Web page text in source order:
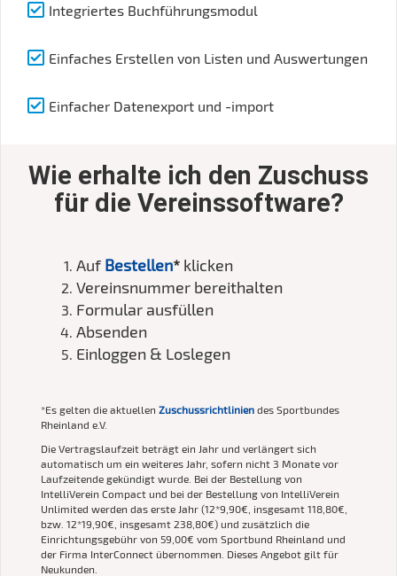
Integriertes Buchführungsmodul
Einfaches Erstellen von Listen und Auswertungen
Einfacher Datenexport und -import
Wie erhalte ich den Zuschuss
für die Vereinssoftware?
Auf Bestellen* klicken
Vereinsnummer bereithalten
Formular ausfüllen
Absenden
Einloggen & Loslegen
*Es gelten die aktuellen Zuschussrichtlinien des Sportbundes
Rheinland e.V.
Die Vertragslaufzeit beträgt ein Jahr und verlängert sich
automatisch um ein weiteres Jahr, sofern nicht 3 Monate vor
Laufzeitende gekündigt wurde. Bei der Bestellung von
IntelliVerein Compact und bei der Bestellung von IntelliVerein
Unlimited werden das erste Jahr (12*9,90€, insgesamt 118,80€,
bzw. 12*19,90€, insgesamt 238,80€) und zusätzlich die
Einrichtungsgebühr von 59,00€ vom Sportbund Rheinland und
der Firma InterConnect übernommen. Dieses Angebot gilt für
Neukunden.